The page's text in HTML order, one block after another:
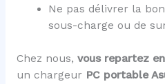
Ne pas délivrer la
sous-charge ou de
Chez nous, vous repartez
un chargeur PC portable